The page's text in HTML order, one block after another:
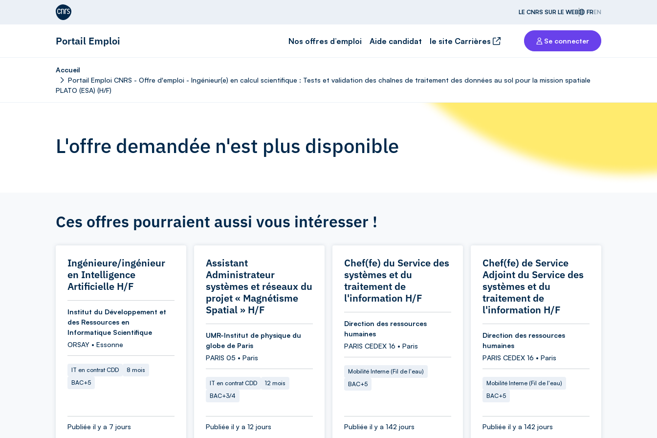
Aller au contenu
LE CNRS SUR LE WEB FREN
Portail Emploi Nos offres d’emploi Aide candidat le site Carrières Se connecter
Accueil
Portail Emploi CNRS - Offre d'emploi - Ingénieur(e) en calcul scientifique : Tests et validation des chaînes de traitement des données au sol pour la mission spatiale
PLATO (ESA) (H/F)
L'offre demandée n'est plus disponible
Ces offres pourraient aussi vous intéresser !
Ingénieure/ingénieur
en Intelligence
Artificielle H/F
Institut du Développement et
des Ressources en
Informatique Scientifique
ORSAY • Essonne
IT en contrat CDD
8 mois
BAC+5
Publiée il y a 7 jours
Assistant
Administrateur
systèmes et réseaux du
projet « Magnétisme
Spatial » H/F
UMR-Institut de physique du
globe de Paris
PARIS 05 • Paris
IT en contrat CDD
12 mois
BAC+3/4
Publiée il y a 12 jours
Chef(fe) du Service des
systèmes et du
traitement de
l'information H/F
Direction des ressources
humaines
PARIS CEDEX 16 • Paris
Mobilité Interne (Fil de l'eau)
BAC+5
Publiée il y a 142 jours
Chef(fe) de Service
Adjoint du Service des
systèmes et du
traitement de
l'information H/F
Direction des ressources
humaines
PARIS CEDEX 16 • Paris
Mobilité Interne (Fil de l'eau)
BAC+5
Publiée il y a 142 jours